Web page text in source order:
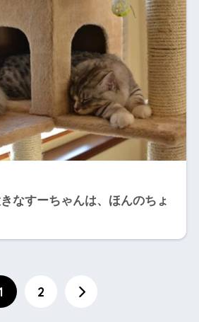
なすーちゃんは、ほんのちょ
2